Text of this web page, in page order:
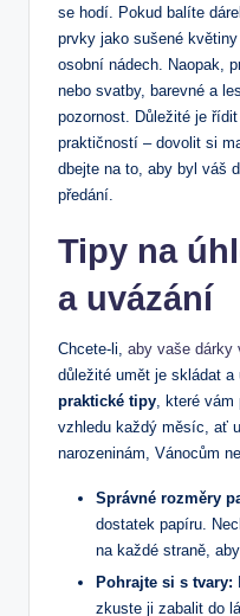
se hodí. Pokud balíte
prvky jako sušené
osobní nádech. Naopak,
nebo svatby, barevné a
pozornost. Důležité je
praktičností – dovolit si
dbejte na to, aby byl váš
předání.
Tipy na
a uvázání
Chcete-li, aby vaše dárky
důležité umět je skládat
praktické tipy , které
vzhledu každý měsíc, ať
narozeninám, Vánocům
Správné rozměry
dostatek papíru.
na každé straně,
Pohrajte si s tvary:
zkuste ji zabalit do